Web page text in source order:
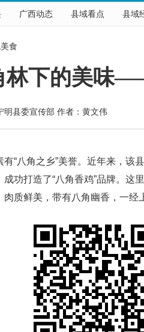
广西动态 县域看点 县域
食
林下的美味
县委宣传部 作者：黄文伟
八角之乡”美誉。近年来，该
功打造了“八角香鸡”品牌。这
质鲜美，带有八角幽香，一经